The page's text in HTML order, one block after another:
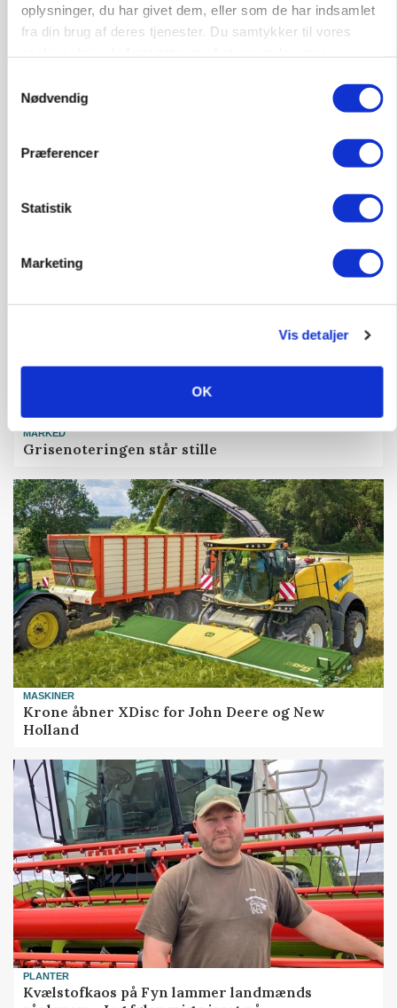
oplysninger, du har givet dem, eller som de har indsamlet
fra din brug af deres tjenester. Du samtykker til vores
Nødvendig
Præferencer
Statistik
Marketing
Vis detaljer
OK
MASKINER
Forserie til selvkørende skårlægger afprøves i år
ARRANGEMENT
MARKED
Grisenoteringen står stille
MASKINER
Krone åbner XDisc for John Deere og New
Holland
PLANTER
Kvælstofkaos på Fyn lammer landmænds